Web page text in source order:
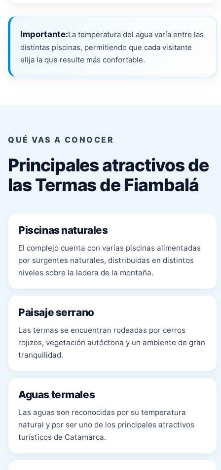
Importante:La temperatura del agua varía entre las
distintas piscinas, permitiendo que cada visitante
elija la que resulte más confortable.
QUÉ VAS A CONOCER
Principales atractivos de
las Termas de Fiambalá
Piscinas naturales
El complejo cuenta con varias piscinas alimentadas
por surgentes naturales, distribuidas en distintos
niveles sobre la ladera de la montaña.
Paisaje serrano
Las termas se encuentran rodeadas por cerros
rojizos, vegetación autóctona y un ambiente de gran
tranquilidad.
Aguas termales
Las aguas son reconocidas por su temperatura
natural y por ser uno de los principales atractivos
turísticos de Catamarca.